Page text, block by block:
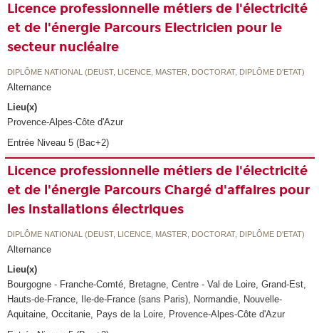
Licence professionnelle métiers de l'électricité
et de l'énergie Parcours Electricien pour le
secteur nucléaire
DIPLÔME NATIONAL (DEUST, LICENCE, MASTER, DOCTORAT, DIPLÔME D'ETAT)
Alternance
Lieu(x)
Provence-Alpes-Côte d'Azur
Entrée Niveau 5 (Bac+2)
Licence professionnelle métiers de l'électricité
et de l'énergie Parcours Chargé d'affaires pour
les installations électriques
DIPLÔME NATIONAL (DEUST, LICENCE, MASTER, DOCTORAT, DIPLÔME D'ETAT)
Alternance
Lieu(x)
Bourgogne - Franche-Comté, Bretagne, Centre - Val de Loire, Grand-Est,
Hauts-de-France, Ile-de-France (sans Paris), Normandie, Nouvelle-
Aquitaine, Occitanie, Pays de la Loire, Provence-Alpes-Côte d'Azur